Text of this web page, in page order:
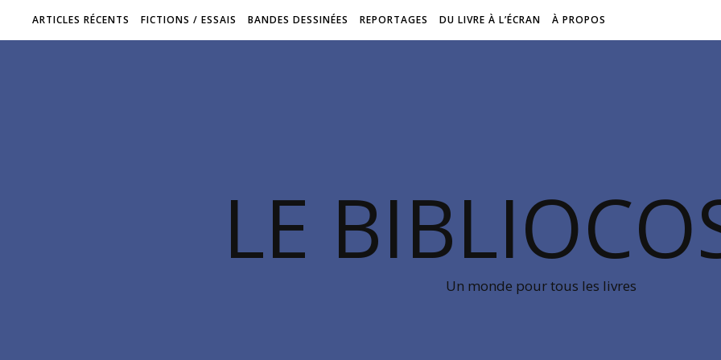
ARTICLES RÉCENTS FICTIONS / ESSAIS BANDES DESSINÉES REPORTAGES DU LIVRE À L’ÉCRAN À PROPOS
LE
Un monde pour tous les livres